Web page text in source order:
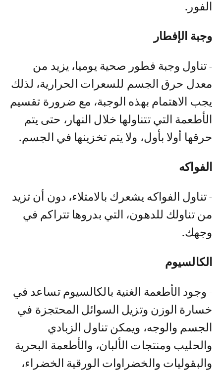
الفور.
وجبة الإفطار
- تناول وجبة فطور صحية يوميا، يزيد من
معدل حرق الجسم للسعرات الحرارية، لذلك
يجب الاهتمام بهذه الوجبة، مع ضرورة تقسيم
الأطعمة التي تتناولها خلال النهار، حتى يتم
حرقها أولا بأول، ولا يتم تخزينها في الجسم.
الفواكه
- تناول الفواكه يشعرك بالامتلاء، دون أن تزيد
من تناولك للدهون، التي بدروها تتراكم في
وجهك.
الكالسيوم
- وجود الأطعمة الغنية بالكالسيوم تساعد في
خسارة الوزن وتزيل السوائل المحتجزة في
الجسم والوجه، ويمكن تناول الزبادي
والحليب ومنتجات الألبان، والأطعمة البحرية
والبقوليات والخضراوات الورقية الخضراء،